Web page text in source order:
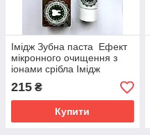
Імідж Зубна паста Ефект
мікронного очищення з
іонами срібла Імідж
Лабораторія
215 ₴
Купити